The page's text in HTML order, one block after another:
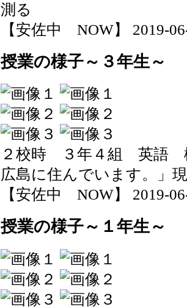
測る
【安佐中 NOW】 2019-
授業の様子～３年生～
２校時 ３年４組 英語
広島に住んでいます。」
【安佐中 NOW】 2019-
授業の様子～１年生～